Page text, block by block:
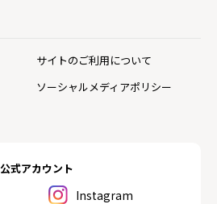
公式アカウント
Instagram
サイトのご利用について
ソーシャルメディアポリシー